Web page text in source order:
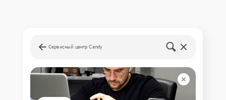
Сервисный центр Candy